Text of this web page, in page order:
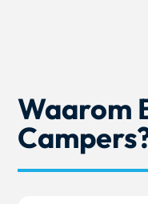
Waarom